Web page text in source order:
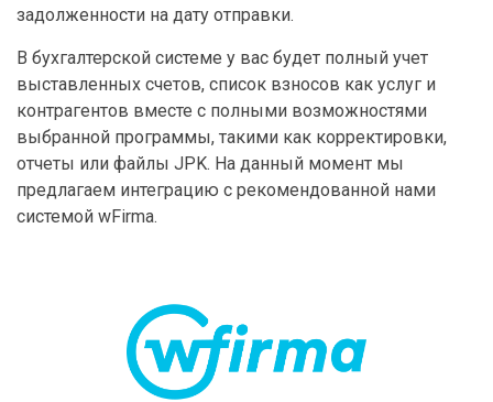
задолженности на дату отправки.
В бухгалтерской системе у вас будет полный учет
выставленных счетов, список взносов как услуг и
контрагентов вместе с полными возможностями
выбранной программы, такими как корректировки,
отчеты или файлы JPK. На данный момент мы
предлагаем интеграцию с рекомендованной нами
системой wFirma.